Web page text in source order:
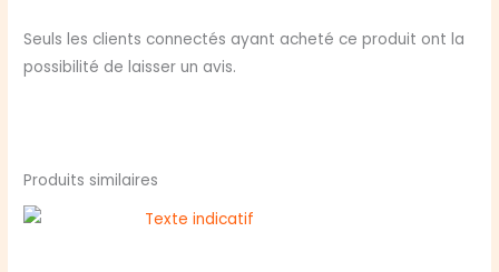
Seuls les clients connectés ayant acheté ce produit ont la
possibilité de laisser un avis.
Produits similaires